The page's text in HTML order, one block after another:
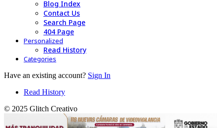
Blog Index
Contact Us
Search Page
404 Page
Personalized
Read History
Categories
Have an existing account? Sign In
Read History
© 2025 Glitch Creativo